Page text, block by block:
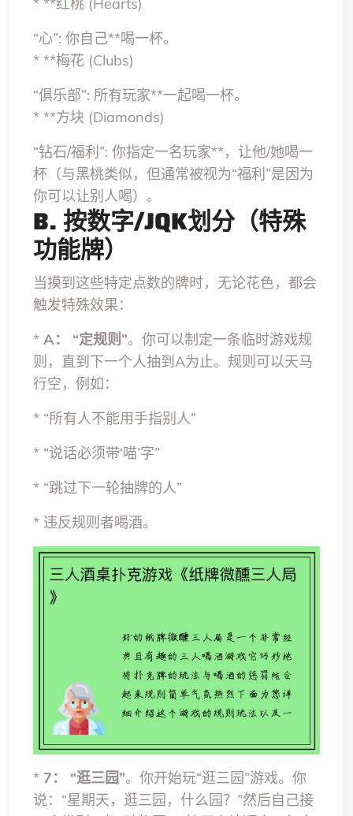
“心”: 你自己**喝一杯。
* **梅花 (Clubs)
“俱乐部”: 所有玩家**一起喝一杯。
* **方块 (Diamonds)
“钻石/福利”: 你指定一名玩家**，让他/她喝一
杯（与黑桃类似，但通常被视为“福利”是因为
你可以让别人喝）。
B. 按数字/JQK划分（特殊
功能牌）
当摸到这些特定点数的牌时，无论花色，都会
触发特殊效果：
* A： “定规则”。你可以制定一条临时游戏规
则，直到下一个人抽到A为止。规则可以天马
行空，例如：
* “所有人不能用手指别人”
* “说话必须带‘喵’字”
* “跳过下一轮抽牌的人”
* 违反规则者喝酒。
* 7： “逛三园”。你开始玩“逛三园”游戏。你
说：“星期天，逛三园，什么园？”然后自己接